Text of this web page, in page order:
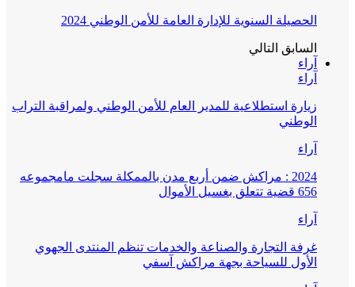
الحصيلة السنوية للإدارة العامة للأمن الوطني 2024
السابق التالي
آراء
آراء
زيارة استطلاعية للمدير العام للأمن الوطني ولمراقبة التراب
الوطني
آراء
2024 : مراكش ضمن أربع مدن بالممكلة سجلت مامجموعه
656 قضية تتعلق بغسيل الأموال
آراء
غرفة التجارة والصناعة والخدمات تنظم المنتدى الجهوي
الأول للسياحة بجهة مراكش آسفي